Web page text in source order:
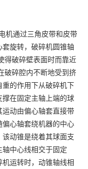
机通过三角皮带和皮带
旋转，破碎机圆锥轴
得破碎壁表面时而靠近
破碎腔内不断地受到挤
的作用下从破碎机下
在固定主轴上端的球
动由偏心轴套直接带
心轴套绕机器的中心
动锥是绕着其球面支
中心线相交于固定
运转时，动锥轴线相